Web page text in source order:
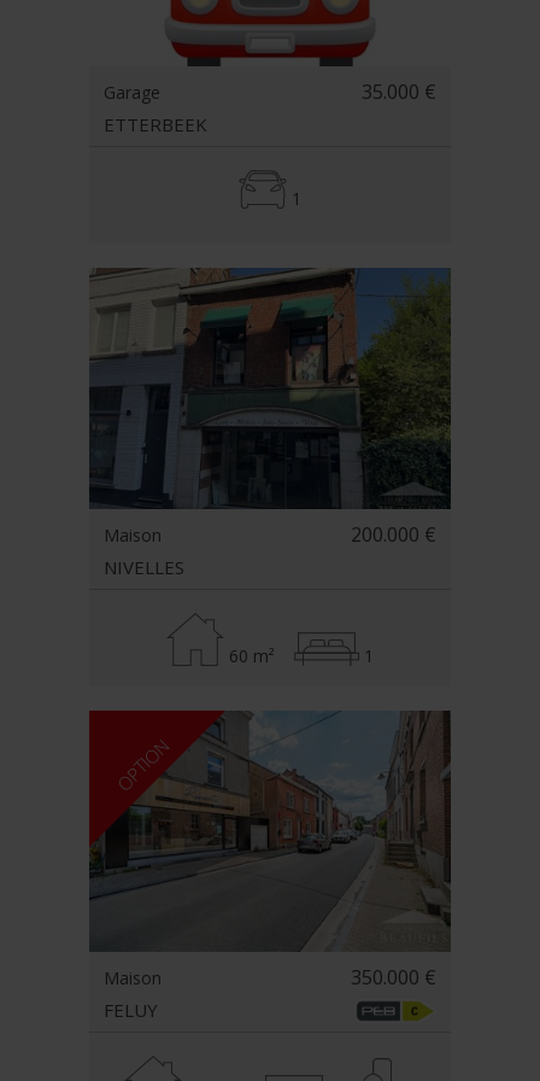
Garage 35.000 €
ETTERBEEK
1
Maison 200.000 €
NIVELLES
60 m² 1
OPTION
Maison 350.000 €
FELUY